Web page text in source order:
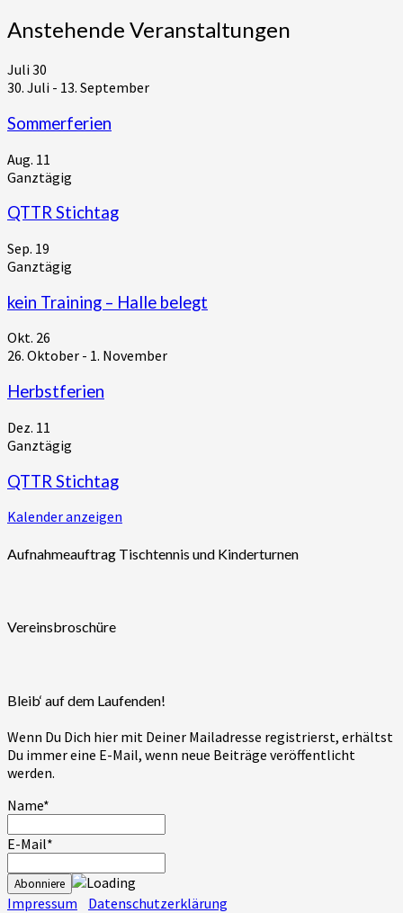
Anstehende Veranstaltungen
Juli 30
30. Juli - 13. September
Sommerferien
Aug. 11
Ganztägig
QTTR Stichtag
Sep. 19
Ganztägig
kein Training – Halle belegt
Okt. 26
26. Oktober - 1. November
Herbstferien
Dez. 11
Ganztägig
QTTR Stichtag
Kalender anzeigen
Aufnahmeauftrag Tischtennis und Kinderturnen
Vereinsbroschüre
Bleib‘ auf dem Laufenden!
Wenn Du Dich hier mit Deiner Mailadresse registrierst, erhältst
Du immer eine E-Mail, wenn neue Beiträge veröffentlicht
werden.
Name*
E-Mail*
Impressum Datenschutzerklärung